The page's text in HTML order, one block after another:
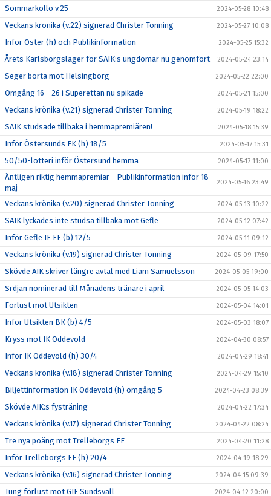
Sommarkollo v.25 2024-05-28 10:48
Veckans krönika (v.22) signerad Christer Tonning 2024-05-27 10:08
Inför Öster (h) och Publikinformation 2024-05-25 15:32
Årets Karlsborgsläger för SAIK:s ungdomar nu genomfört 2024-05-24 23:14
Seger borta mot Helsingborg 2024-05-22 22:00
Omgång 16 - 26 i Superettan nu spikade 2024-05-21 15:00
Veckans krönika (v.21) signerad Christer Tonning 2024-05-19 18:22
SAIK studsade tillbaka i hemmapremiären! 2024-05-18 15:39
Inför Östersunds FK (h) 18/5 2024-05-17 15:31
50/50-lotteri inför Östersund hemma 2024-05-17 11:00
Äntligen riktig hemmapremiär - Publikinformation inför 18
maj
2024-05-16 23:49
Veckans krönika (v.20) signerad Christer Tonning 2024-05-13 10:22
SAIK lyckades inte studsa tillbaka mot Gefle 2024-05-12 07:42
Inför Gefle IF FF (b) 12/5 2024-05-11 09:12
Veckans krönika (v.19) signerad Christer Tonning 2024-05-09 17:50
Skövde AIK skriver längre avtal med Liam Samuelsson 2024-05-05 19:00
Srdjan nominerad till Månadens tränare i april 2024-05-05 14:03
Förlust mot Utsikten 2024-05-04 14:01
Inför Utsikten BK (b) 4/5 2024-05-03 18:07
Kryss mot IK Oddevold 2024-04-30 08:57
Inför IK Oddevold (h) 30/4 2024-04-29 18:41
Veckans krönika (v.18) signerad Christer Tonning 2024-04-29 15:10
Biljettinformation IK Oddevold (h) omgång 5 2024-04-23 08:39
Skövde AIK:s fysträning 2024-04-22 17:34
Veckans krönika (v.17) signerad Christer Tonning 2024-04-22 08:24
Tre nya poäng mot Trelleborgs FF 2024-04-20 11:28
Inför Trelleborgs FF (h) 20/4 2024-04-19 18:29
Veckans krönika (v.16) signerad Christer Tonning 2024-04-15 09:39
Tung förlust mot GIF Sundsvall 2024-04-12 20:00